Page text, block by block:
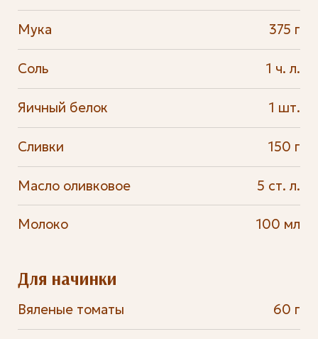
Мука 375 г
Соль 1 ч. л.
Яичный белок 1 шт.
Сливки 150 г
Масло оливковое 5 ст. л.
Молоко 100 мл
Для начинки
Вяленые томаты 60 г